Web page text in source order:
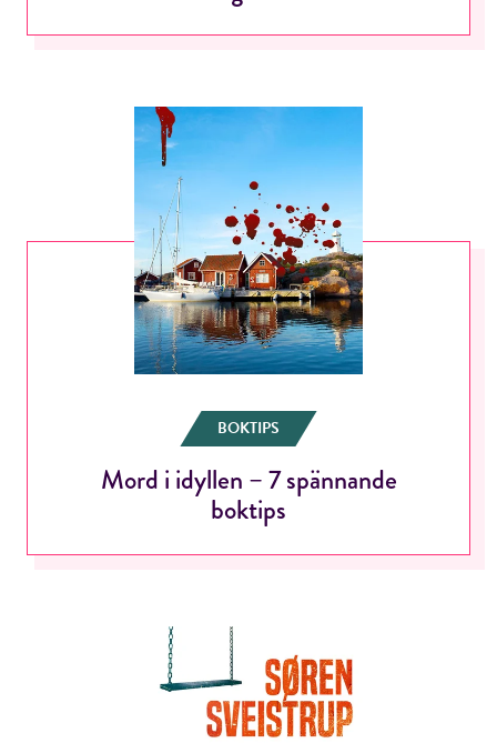
RÖSTA
Jag accepterar villkoren.
BOKTIPS
Mord i idyllen – 7 spännande
boktips